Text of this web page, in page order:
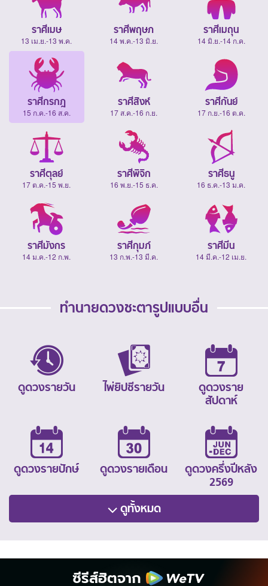
ราศีเมษ
13 เม.ย.-13 พ.ค.
ราศีพฤษภ
14 พ.ค.-13 มิ.ย.
ราศีเมถุน
14 มิ.ย.-14 ก.ค.
ราศีกรกฎ
15 ก.ค.-16 ส.ค.
ราศีสิงห์
17 ส.ค.-16 ก.ย.
ราศีกันย์
17 ก.ย.-16 ต.ค.
ราศีตุลย์
17 ต.ค.-15 พ.ย.
ราศีพิจิก
16 พ.ย.-15 ธ.ค.
ราศีธนู
16 ธ.ค.-13 ม.ค.
ราศีมังกร
14 ม.ค.-12 ก.พ.
ราศีกุมภ์
13 ก.พ.-13 มี.ค.
ราศีมีน
14 มี.ค.-12 เม.ย.
ทำนายดวงชะตารูปแบบอื่น
ดูดวงรายวัน ไพ่ยิปซีรายวัน
ดูดวงราย
สัปดาห์
ดูดวงรายปักษ์ ดูดวงรายเดือน
ดูดวงครึ่งปีหลัง
2569
ดูทั้งหมด
ซีรีส์ฮิตจาก